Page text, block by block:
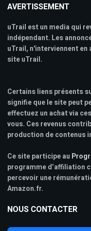
AVERTISSEMENT
uTrail est un media qui
indépendant. Les
uTrail, n'interviennent en
site uTrail.
Certains liens présents
signifie que le site peut
effectuez un achat via
vous. Ces revenus
production de contenus
Ce site participe au
programme d’affiliation
percevoir une
Amazon.fr.
NOUS CONTACTER